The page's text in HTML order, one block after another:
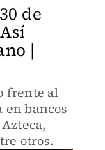
de
|
frente al
en bancos
otros.